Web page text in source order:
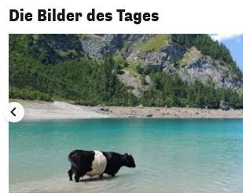
Die Bilder des Tages
1/50